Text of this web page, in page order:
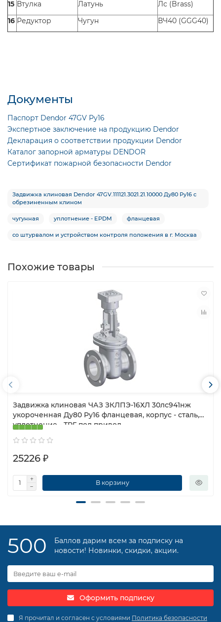
15 Втулка Латунь
Лс (Brass)
16 Редуктор Чугун ВЧ40 (GGG40)
Документы
Паспорт Dendor 47GV Ру16
Экспертное заключение на продукцию Dendor
Декларация о соответствии продукции Dendor
Каталог запорной арматуры DENDOR
Сертификат пожарной безопасности Dendor
Задвижка клиновая Dendor 47GV.111121.3021.21.10000 Ду80 Ру16 с
обрезиненным клином
чугунная уплотнение - EPDM фланцевая
со штурвалом и устройством контроля положения в г. Москва
Похожие товары
Задвижка клиновая ЧАЗ ЗКЛПЭ-16ХЛ 30лс941нж
укороченная Ду80 Ру16 фланцевая, корпус - сталь,
уплотнение - ТРГ, под привод
25226 ₽
В корзину
500
Баллов дарим всем за подписку на
новости! Новинки, скидки, акции.
Оформить подписку
Я прочитал и согласен с условиями Политика безопасности